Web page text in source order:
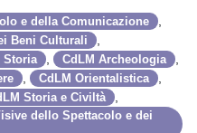
e della Comunicazione ,
Beni Culturali ,
Storia , CdLM Archeologia ,
, CdLM Orientalistica ,
Storia e Civiltà ,
dello Spettacolo e dei